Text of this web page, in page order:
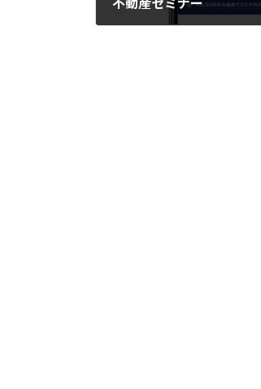
不動産セミナー